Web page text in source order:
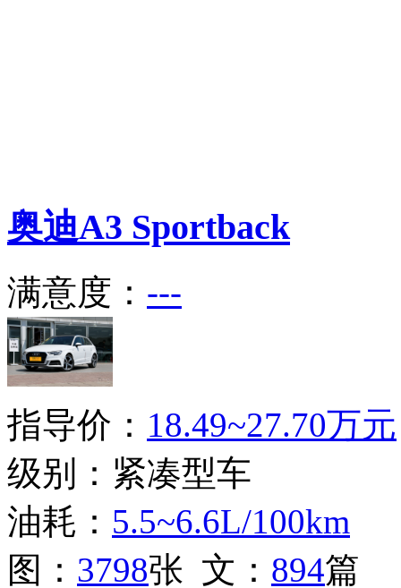
奥迪A3 Sportback
满意度： ---
指导价： 18.49~27.70万元
级别：紧凑型车
油耗： 5.5~6.6L/100km
图： 3798张 文： 894篇